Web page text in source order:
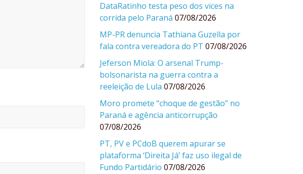
DataRatinho testa peso dos vices na
corrida pelo Paraná 07/08/2026
MP-PR denuncia Tathiana Guzella por
fala contra vereadora do PT 07/08/2026
Jeferson Miola: O arsenal Trump-
bolsonarista na guerra contra a
reeleição de Lula 07/08/2026
Moro promete “choque de gestão” no
Paraná e agência anticorrupção
07/08/2026
PT, PV e PCdoB querem apurar se
plataforma ‘Direita Já’ faz uso ilegal de
Fundo Partidário 07/08/2026